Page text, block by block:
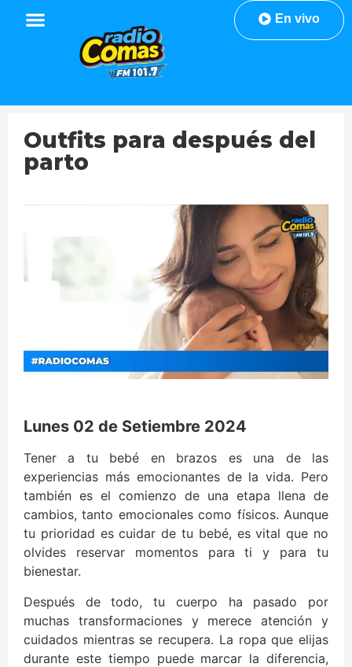
En vivo
Outfits para después del
parto
Lunes 02 de Setiembre 2024
Tener a tu bebé en brazos es una de las
experiencias más emocionantes de la vida. Pero
también es el comienzo de una etapa llena de
cambios, tanto emocionales como físicos. Aunque
tu prioridad es cuidar de tu bebé, es vital que no
olvides reservar momentos para ti y para tu
bienestar.
Después de todo, tu cuerpo ha pasado por
muchas transformaciones y merece atención y
cuidados mientras se recupera. La ropa que elijas
durante este tiempo puede marcar la diferencia,